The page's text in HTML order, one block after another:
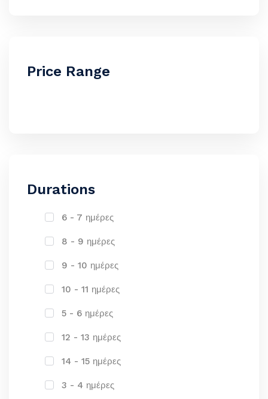
Price Range
Durations
6 - 7 ημέρες
8 - 9 ημέρες
9 - 10 ημέρες
10 - 11 ημέρες
5 - 6 ημέρες
12 - 13 ημέρες
14 - 15 ημέρες
3 - 4 ημέρες